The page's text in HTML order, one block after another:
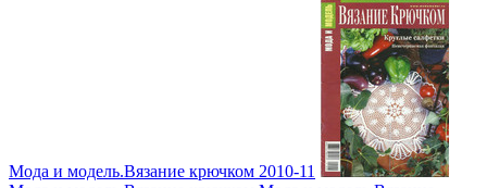
Мода и модель.Вязание крючком 2010-11